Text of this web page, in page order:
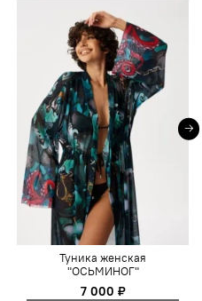
Туника женская
"ОСЬМИНОГ"
7 000 ₽